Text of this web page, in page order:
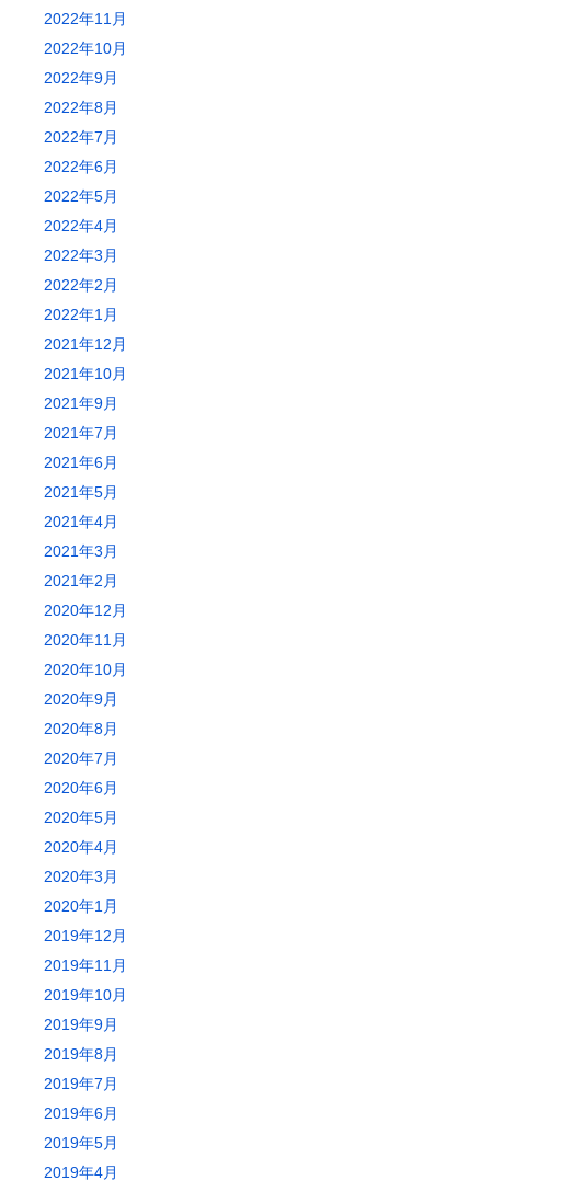
2022年11月
2022年10月
2022年9月
2022年8月
2022年7月
2022年6月
2022年5月
2022年4月
2022年3月
2022年2月
2022年1月
2021年12月
2021年10月
2021年9月
2021年7月
2021年6月
2021年5月
2021年4月
2021年3月
2021年2月
2020年12月
2020年11月
2020年10月
2020年9月
2020年8月
2020年7月
2020年6月
2020年5月
2020年4月
2020年3月
2020年1月
2019年12月
2019年11月
2019年10月
2019年9月
2019年8月
2019年7月
2019年6月
2019年5月
2019年4月